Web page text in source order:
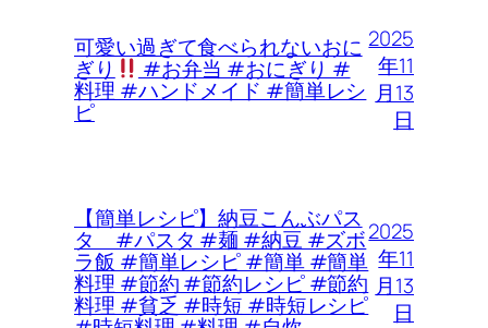
可愛い過ぎて食べられないおに
ぎり #お弁当 #おにぎり #
料理 #ハンドメイド #簡単レシ
ピ
2025
年11
月13
日
【簡単レシピ】納豆こんぶパス
タ #パスタ #麺 #納豆 #ズボ
ラ飯 #簡単レシピ #簡単 #簡単
料理 #節約 #節約レシピ #節約
料理 #貧乏 #時短 #時短レシピ
2025
年11
月13
日